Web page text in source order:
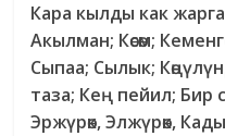
Кара кылды как
Акылман; Көсөм;
Сыпаа; Сылык;
таза; Кең пейил; Бир
Эржүрөк, Элжүрөк,